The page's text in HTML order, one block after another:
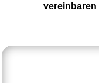
vereinbaren